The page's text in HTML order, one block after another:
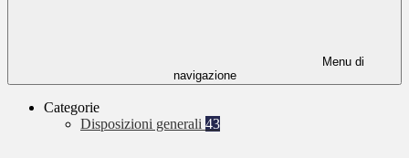
Menu di
navigazione
Categorie
Disposizioni generali 43